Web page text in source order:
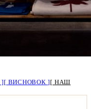
ВИСНОВОК
НАШ